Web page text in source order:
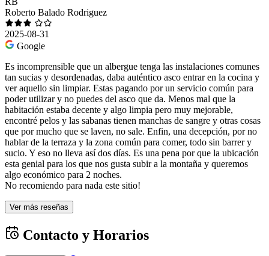
Roberto Balado Rodriguez
2025-08-31
Google
Es incomprensible que un albergue tenga las instalaciones comunes
tan sucias y desordenadas, daba auténtico asco entrar en la cocina y
ver aquello sin limpiar. Estas pagando por un servicio común para
poder utilizar y no puedes del asco que da. Menos mal que la
habitación estaba decente y algo limpia pero muy mejorable,
encontré pelos y las sabanas tienen manchas de sangre y otras cosas
que por mucho que se laven, no sale. Enfin, una decepción, por no
hablar de la terraza y la zona común para comer, todo sin barrer y
sucio. Y eso no lleva así dos días. Es una pena por que la ubicación
esta genial para los que nos gusta subir a la montaña y queremos
algo económico para 2 noches.
No recomiendo para nada este sitio!
Ver más reseñas
Contacto y Horarios